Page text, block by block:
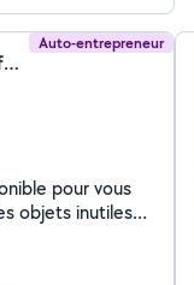
Auto-entrepreneur
Kabir Lemtaffah Fellahi (sfb multiservices)
objets inutiles